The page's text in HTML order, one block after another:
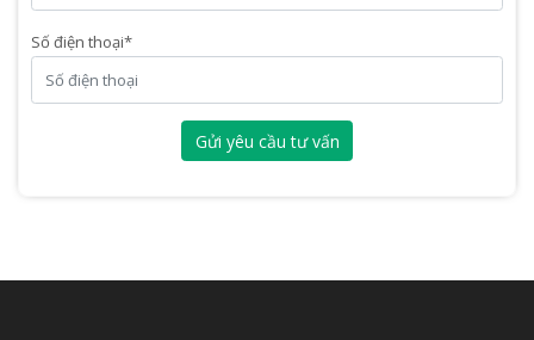
Số điện thoại*
Gửi yêu cầu tư vấn